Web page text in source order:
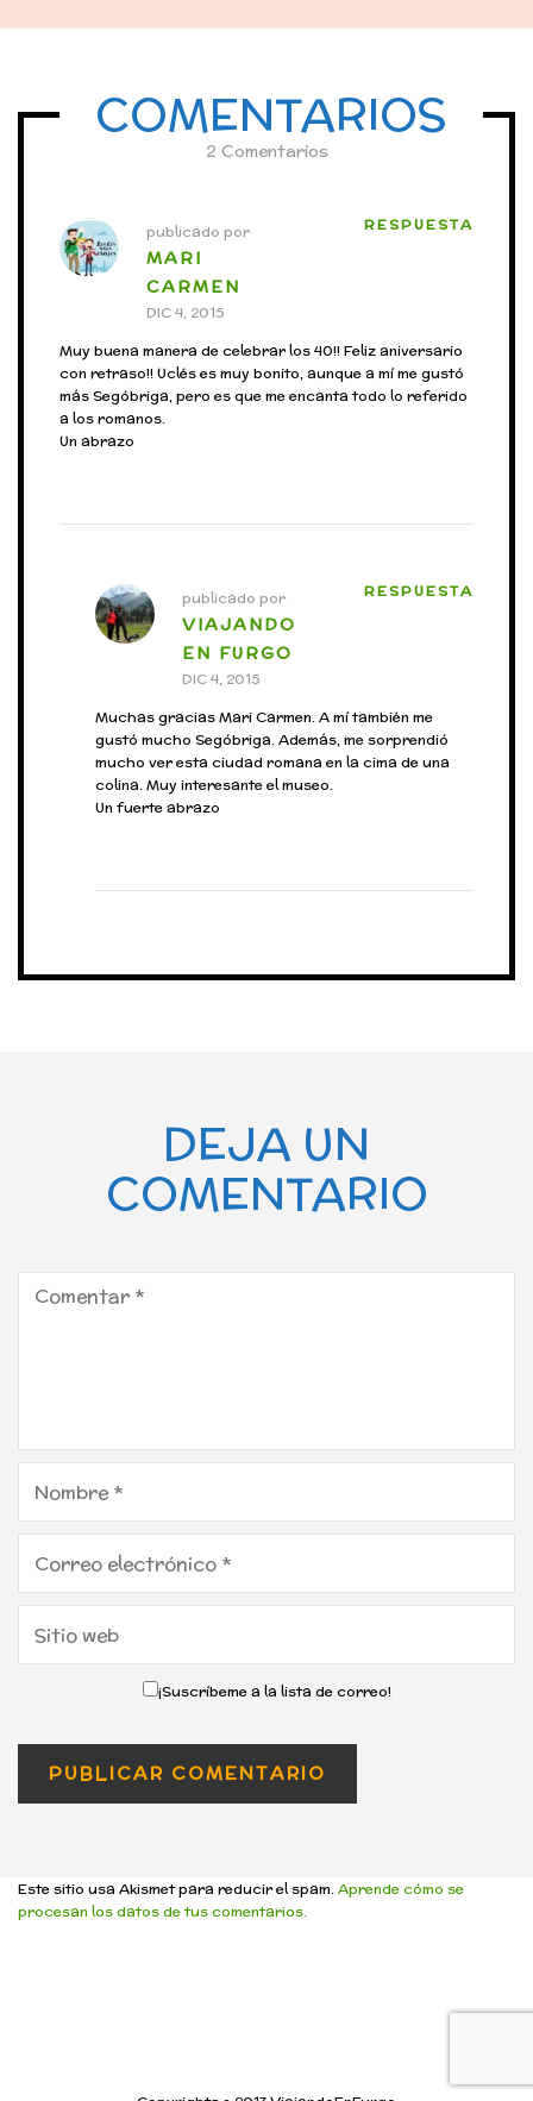
COMENTARIOS
2 Comentarios
publicado por
MARI
CARMEN
DIC 4, 2015
RESPUESTA
Muy buena manera de celebrar los 40!! Feliz aniversario
con retraso!! Uclés es muy bonito, aunque a mí me gustó
más Segóbriga, pero es que me encanta todo lo referido
a los romanos.
Un abrazo
publicado por
VIAJANDO
EN FURGO
DIC 4, 2015
RESPUESTA
Muchas gracias Mari Carmen. A mí también me
gustó mucho Segóbriga. Además, me sorprendió
mucho ver esta ciudad romana en la cima de una
colina. Muy interesante el museo.
Un fuerte abrazo
DEJA UN
COMENTARIO
¡Suscríbeme a la lista de correo!
Este sitio usa Akismet para reducir el spam.Aprende cómo se
procesan los datos de tus comentarios.